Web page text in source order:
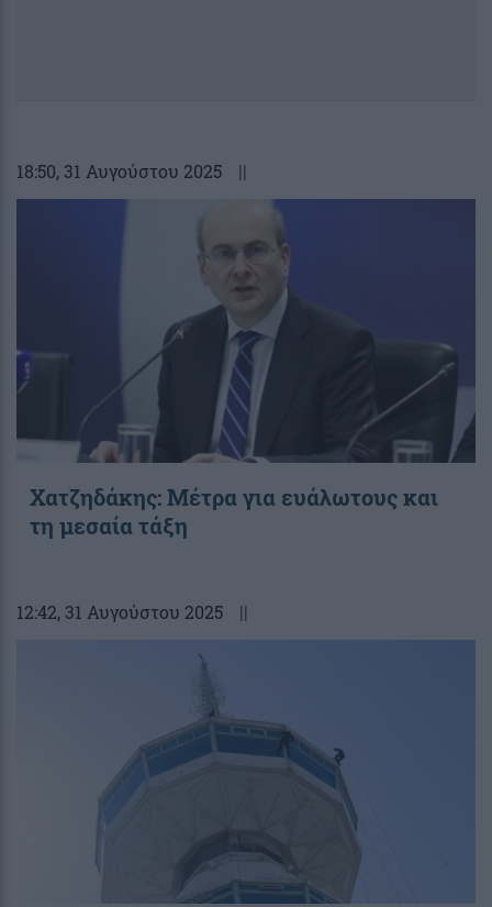
18:50, 31 Αυγούστου 2025 ||
Χατζηδάκης: Μέτρα για ευάλωτους και
τη μεσαία τάξη
12:42, 31 Αυγούστου 2025 ||